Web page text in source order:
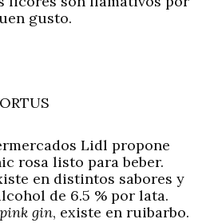
gusto.
Lidl propone
rosa listo para beber.
en distintos sabores y
de 6.5 % por lata.
pink gin, existe en ruibarbo.